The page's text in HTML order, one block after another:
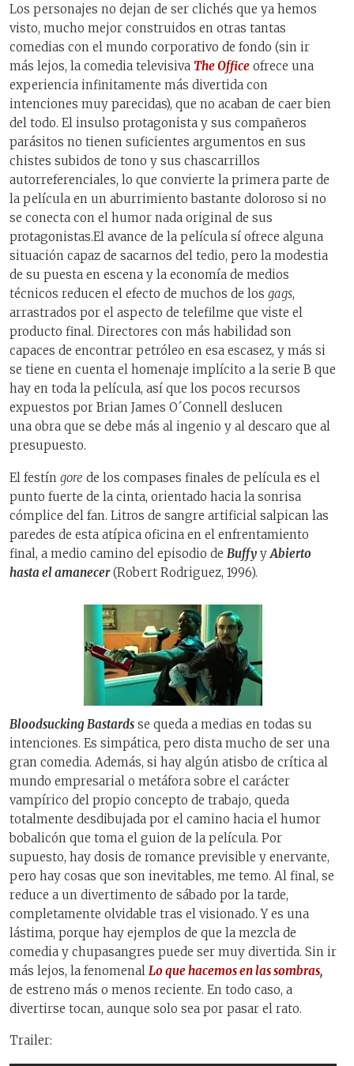
Los personajes no dejan de ser clichés que ya hemos
visto, mucho mejor construidos en otras tantas
comedias con el mundo corporativo de fondo (sin ir
más lejos, la comedia televisiva The Office ofrece una
experiencia infinitamente más divertida con
intenciones muy parecidas), que no acaban de caer bien
del todo. El insulso protagonista y sus compañeros
parásitos no tienen suficientes argumentos en sus
chistes subidos de tono y sus chascarrillos
autorreferenciales, lo que convierte la primera parte de
la película en un aburrimiento bastante doloroso si no
se conecta con el humor nada original de sus
protagonistas.El avance de la película sí ofrece alguna
situación capaz de sacarnos del tedio, pero la modestia
de su puesta en escena y la economía de medios
técnicos reducen el efecto de muchos de los gags,
arrastrados por el aspecto de telefilme que viste el
producto final. Directores con más habilidad son
capaces de encontrar petróleo en esa escasez, y más si
se tiene en cuenta el homenaje implícito a la serie B que
hay en toda la película, así que los pocos recursos
expuestos por Brian James O´Connell deslucen
una obra que se debe más al ingenio y al descaro que al
presupuesto.
El festín gore de los compases finales de película es el
punto fuerte de la cinta, orientado hacia la sonrisa
cómplice del fan. Litros de sangre artificial salpican las
paredes de esta atípica oficina en el enfrentamiento
final, a medio camino del episodio de Buffy yAbierto
hasta el amanecer(Robert Rodriguez, 1996).
Bloodsucking Bastards se queda a medias en todas su
intenciones. Es simpática, pero dista mucho de ser una
gran comedia. Además, si hay algún atisbo de crítica al
mundo empresarial o metáfora sobre el carácter
vampírico del propio concepto de trabajo, queda
totalmente desdibujada por el camino hacia el humor
bobalicón que toma el guion de la película. Por
supuesto, hay dosis de romance previsible y enervante,
pero hay cosas que son inevitables, me temo. Al final, se
reduce a un divertimento de sábado por la tarde,
completamente olvidable tras el visionado. Y es una
lástima, porque hay ejemplos de que la mezcla de
comedia y chupasangres puede ser muy divertida. Sin ir
más lejos, la fenomenal Lo que hacemos en las sombras,
de estreno más o menos reciente. En todo caso, a
divertirse tocan, aunque solo sea por pasar el rato.
Trailer: